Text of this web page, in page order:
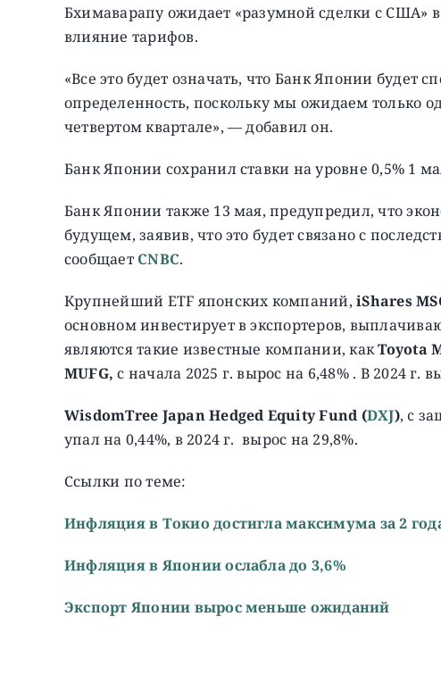
Бхимаварапу ожидает «разумной сделки с США»
влияние тарифов.
«Все это будет означать, что Банк Японии будет
определенность, поскольку мы ожидаем только
четвертом квартале», — добавил он.
Банк Японии сохранил ставки на уровне 0,5% 1
Банк Японии также 13 мая, предупредил, что
будущем, заявив, что это будет связано с
сообщает CNBC.
Крупнейший ETF японских компаний, iShares
основном инвестирует в экспортеров,
являются такие известные компании, какToyota
MUFG, с начала 2025 г. вырос на 6,48% . В 2024 г.
WisdomTree Japan Hedged Equity Fund (DXJ), c
упал на 0,44%, в 2024 г. вырос на 29,8%.
Ссылки по теме:
Инфляция в Токио достигла максимума за 2
Инфляция в Японии ослабла до 3,6%
Экспорт Японии вырос меньше ожиданий